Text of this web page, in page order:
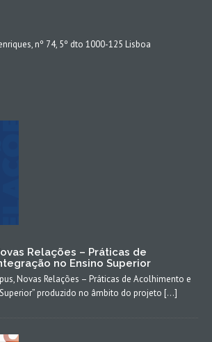
nº 74, 5º dto 1000-125 Lisboa
Relações – Práticas de
no Ensino Superior
Novas Relações – Práticas de Acolhimento e
produzido no âmbito do projeto […]